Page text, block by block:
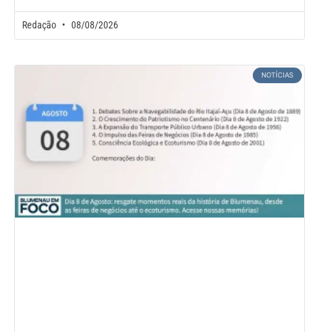
Redação 08/08/2026
NOTÍCIAS